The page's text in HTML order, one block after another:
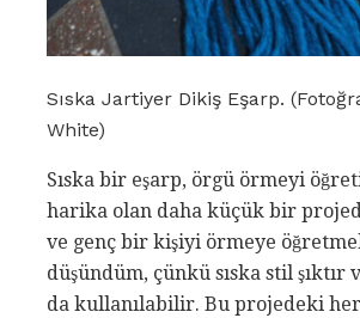
Sıska Jartiyer Dikiş Eşarp.
White)
Sıska bir eşarp, örgü örmeyi
harika olan daha küçük bir
ve genç bir kişiyi örmeye
düşündüm, çünkü sıska stil
da kullanılabilir. Bu projedeki her